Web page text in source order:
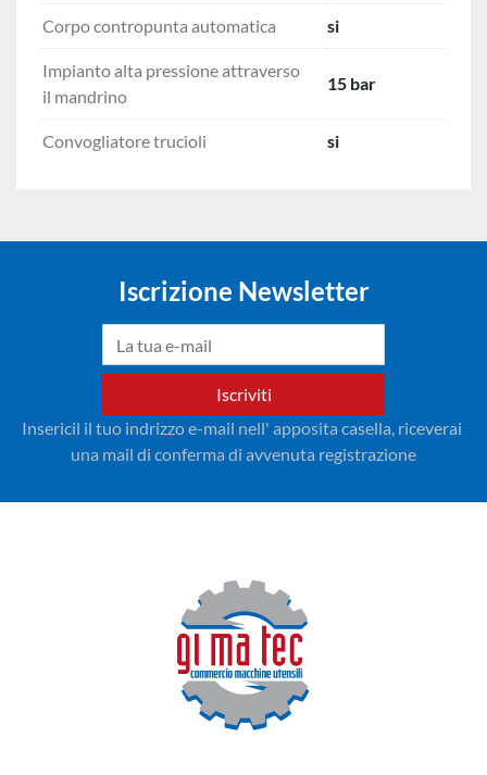
Corpo contropunta automatica si
Impianto alta pressione attraverso
il mandrino
15 bar
Convogliatore trucioli si
Iscrizione Newsletter
Iscriviti
Insericil il tuo indrizzo e-mail nell' apposita casella, riceverai
una mail di conferma di avvenuta registrazione